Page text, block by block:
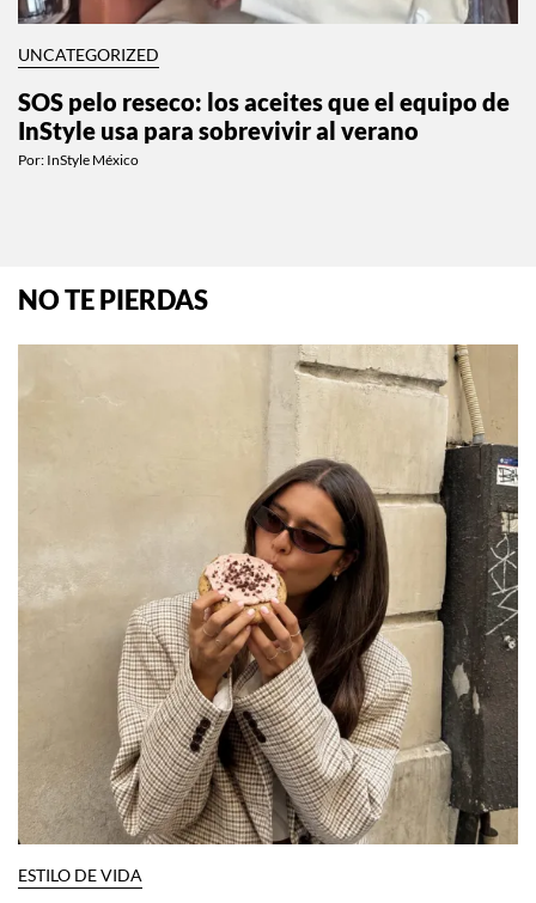
UNCATEGORIZED
SOS pelo reseco: los aceites que el equipo de
InStyle usa para sobrevivir al verano
Por: InStyle México
NO TE PIERDAS
ESTILO DE VIDA